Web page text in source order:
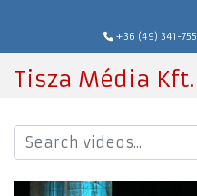
+36 (49) 341-755
Tisza Média Kft.